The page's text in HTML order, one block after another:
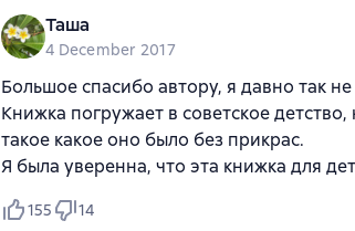
Таша
4 December 2017
Большое спасибо автору, я давно так не
Книжка погружает в советское
такое какое оно было без прикрас.
Я была уверенна, что эта книжка для
155 14